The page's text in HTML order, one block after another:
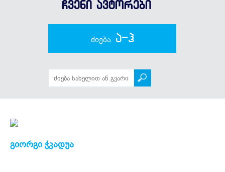
ᲩᲕᲔᲜᲘ ᲐᲕᲢᲝᲠᲔᲑᲘ
ძიება ა-ჰ
გიორგი ჭკადუა